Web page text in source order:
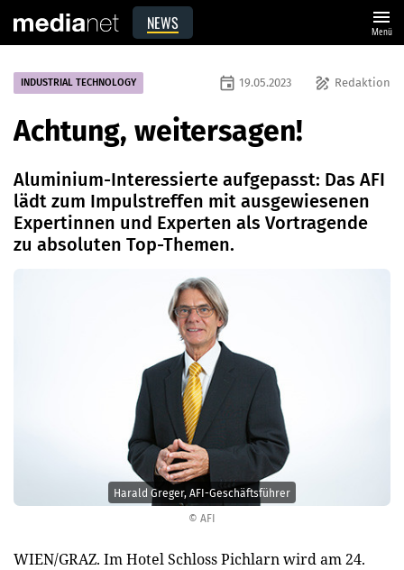
NEWS menu
Menü
© AFI
Harald Greger, AFI-Geschäftsführer
INDUSTRIAL TECHNOLOGY draw Redaktion
event 19.05.2023
Achtung, weitersagen!
Aluminium-Interessierte aufgepasst: Das AFI
lädt zum Impulstreffen mit ausgewiesenen
Expertinnen und Experten als Vortragende
zu absoluten Top-Themen.
WIEN/GRAZ. Im Hotel Schloss Pichlarn wird am 24.